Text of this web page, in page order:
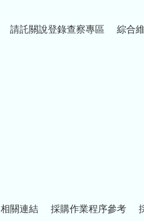
請託關說登錄查察專區 綜合
相關連結 採購作業程序參考